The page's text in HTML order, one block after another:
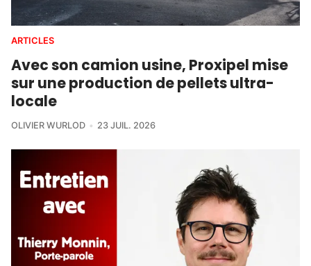
ARTICLES
Avec son camion usine, Proxipel mise
sur une production de pellets ultra-
locale
OLIVIER WURLOD 23 JUIL. 2026